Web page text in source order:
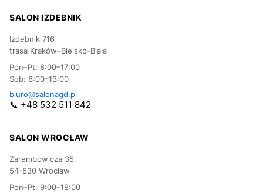
SALON IZDEBNIK
Izdebnik 716
trasa Kraków–Bielsko-Biała
Pon–Pt: 8:00–17:00
Sob: 8:00–13:00
biuro@salonagd.pl
📞 +48 532 511 842
SALON WROCŁAW
Zarembowicza 35
54-530 Wrocław
Pon–Pt: 9:00–18:00